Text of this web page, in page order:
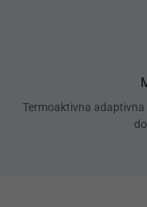
Termoaktivna